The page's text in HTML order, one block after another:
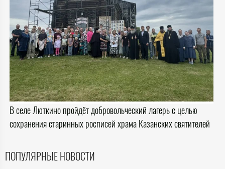
В селе Люткино пройдёт добровольческий лагерь с целью
сохранения старинных росписей храма Казанских святителей
ПОПУЛЯРНЫЕ НОВОСТИ